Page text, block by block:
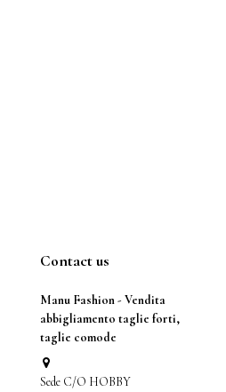
Contact us
Manu Fashion - Vendita
abbigliamento taglie forti,
taglie comode
Sede C/O HOBBY